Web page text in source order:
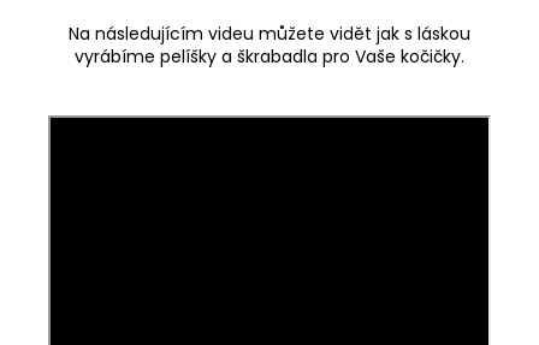
Na následujícím videu můžete vidět jak s láskou
vyrábíme pelíšky a škrabadla pro Vaše kočičky.